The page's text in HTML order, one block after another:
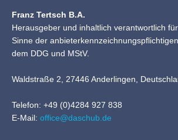
Franz Tertsch B.A.
Herausgeber und inhaltlich verantwortlich
Sinne der
dem DDG und MStV.
Waldstraße 2, 27446 Anderlingen,
Telefon: +49 (0)4284 927 838
E-Mail: office@daschub.de